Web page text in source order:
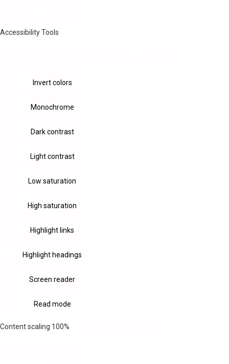
Accessibility Tools
Invert colors
Monochrome
Dark contrast
Light contrast
Low saturation
High saturation
Highlight links
Highlight headings
Screen reader
Read mode
Content scaling 100%